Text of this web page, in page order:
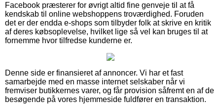
Facebook præsterer for øvrigt altid fine genveje til at få
kendskab til online webshoppens troværdighed. Foruden
det er der endda e-shops som tilbyder folk at skrive en kritik
af deres købsoplevelse, hvilket lige så vel kan bruges til at
fornemme hvor tilfredse kunderne er.
Denne side er finansieret af annoncer. Vi har et fast
samarbejde med en masse internet selskaber når vi
fremviser butikkernes varer, og får provision såfremt en af de
besøgende på vores hjemmeside fuldfører en transaktion.